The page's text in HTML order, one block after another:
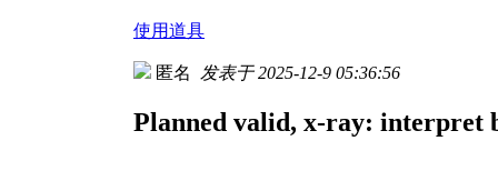
使用道具
匿名 发表于 2025-12-9 05:36:56
Planned valid, x-ray: interpret